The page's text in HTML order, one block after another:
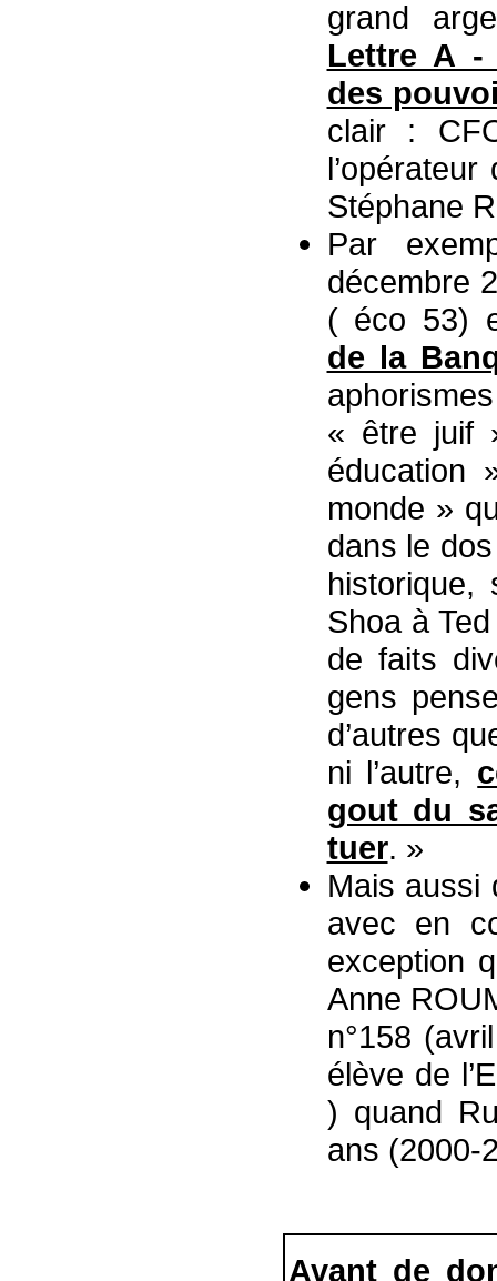
grand
Lettre A -
des
clair :
Stéphane
Par
décembre
( éco 53)
de la
« être juif
monde »
dans le
historique,
Shoa à
de faits
gens
d’autres
ni l’autre,
gout du
tuer. »
Mais aussi
avec en
exception
Anne
n°158
élève de
) quand
ans (2000-
Avant de